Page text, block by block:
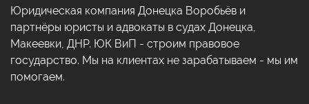
Юридическая компания Донецка Воробьёв и
партнёры юристы и адвокаты в судах Донецка,
Макеевки, ДНР. ЮК ВиП - строим правовое
государство. Мы на клиентах не зарабатываем - мы им
помогаем.